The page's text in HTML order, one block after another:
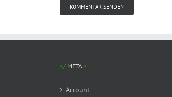
META
Account